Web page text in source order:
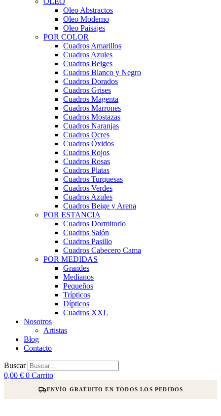
Oleo Abstractos
Oleo Moderno
Oleo Paisajes
POR COLOR
Cuadros Amarillos
Cuadros Azules
Cuadros Beiges
Cuadros Blanco y Negro
Cuadros Dorados
Cuadros Grises
Cuadros Magenta
Cuadros Marrones
Cuadros Mostazas
Cuadros Naranjas
Cuadros Ocres
Cuadros Óxidos
Cuadros Rojos
Cuadros Rosas
Cuadros Platas
Cuadros Turquesas
Cuadros Verdes
Cuadros Azules
Cuadros Beige y Arena
POR ESTANCIA
Cuadros Dormitorio
Cuadros Salón
Cuadros Pasillo
Cuadros Cabecero Cama
POR MEDIDAS
Grandes
Medianos
Pequeños
Trípticos
Dípticos
Cuadros XXL
Nosotros
Artistas
Blog
Contacto
Buscar
0,00 € 0 Carrito
ENVÍO GRATUITO EN TODOS LOS PEDIDOS